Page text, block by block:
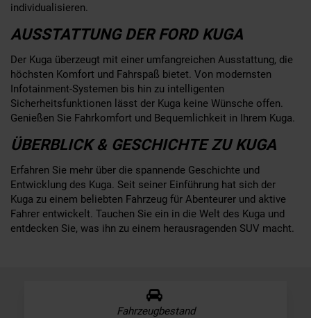
individualisieren.
AUSSTATTUNG DER FORD KUGA
Der Kuga überzeugt mit einer umfangreichen Ausstattung, die
höchsten Komfort und Fahrspaß bietet. Von modernsten
Infotainment-Systemen bis hin zu intelligenten
Sicherheitsfunktionen lässt der Kuga keine Wünsche offen.
Genießen Sie Fahrkomfort und Bequemlichkeit in Ihrem Kuga.
ÜBERBLICK & GESCHICHTE ZU KUGA
Erfahren Sie mehr über die spannende Geschichte und
Entwicklung des Kuga. Seit seiner Einführung hat sich der
Kuga zu einem beliebten Fahrzeug für Abenteurer und aktive
Fahrer entwickelt. Tauchen Sie ein in die Welt des Kuga und
entdecken Sie, was ihn zu einem herausragenden SUV macht.
Fahrzeugbestand